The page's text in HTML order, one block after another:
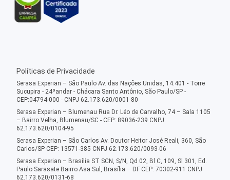
Políticas de Privacidade
Serasa Experian – São Paulo Av. das Nações Unidas, 14.401 - Torre
Sucupira - 24ºandar - Chácara Santo Antônio, São Paulo/SP -
CEP:04794-000 - CNPJ 62.173.620/0001-80
Serasa Experian – Blumenau Rua Dr. Léo de Carvalho, 74 – Sala 1105
– Bairro Velha, Blumenau/SC - CEP: 89036-239 CNPJ
62.173.620/0104-95
Serasa Experian – São Carlos Av. Doutor Heitor José Reali, 360, São
Carlos/SP CEP: 13571-385 CNPJ 62.173.620/0093-06
Serasa Experian – Brasília ST SCN, S/N, Qd 02, Bl C, 109, Sl 301, Ed.
Paulo Sarasate Bairro Asa Sul, Brasília – DF CEP: 70302-911 CNPJ
62.173.620/0131-68